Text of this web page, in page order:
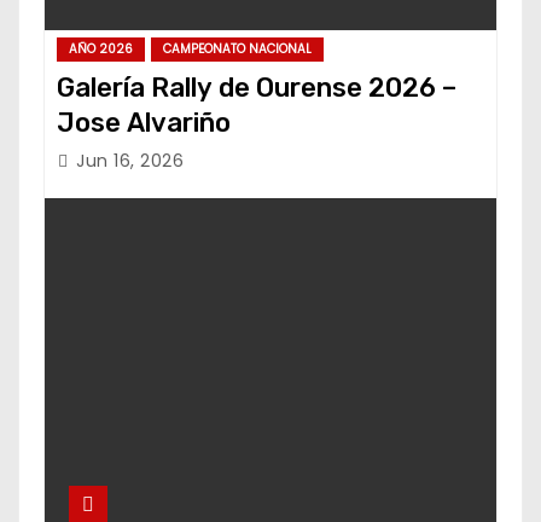
AÑO 2026 CAMPEONATO NACIONAL
Galería Rally de Ourense 2026 –
Jose Alvariño
Jun 16, 2026